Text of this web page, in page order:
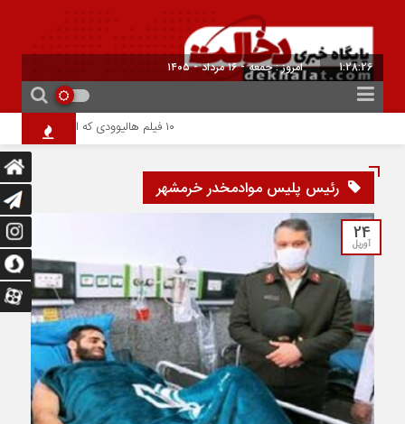
1:28:26 امروز : جمعه - ۱۶ مرداد - ۱۴۰۵
۱۰ فیلم هالیوودی که ارزش دیدن دارند | شاهکارهایی که نباید از دست بدهید
رئیس پلیس موادمخدر خرمشهر
24
آوریل